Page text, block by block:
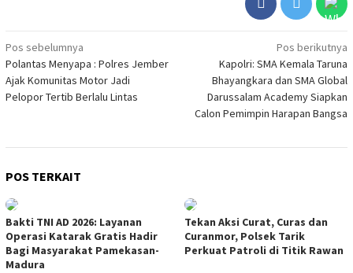
Navigasi
pos
Pos sebelumnya
Polantas Menyapa : Polres Jember
Ajak Komunitas Motor Jadi
Pelopor Tertib Berlalu Lintas
Pos berikutnya
Kapolri: SMA Kemala Taruna
Bhayangkara dan SMA Global
Darussalam Academy Siapkan
Calon Pemimpin Harapan Bangsa
POS TERKAIT
Bakti TNI AD 2026: Layanan
Operasi Katarak Gratis Hadir
Bagi Masyarakat Pamekasan-
Madura
Tekan Aksi Curat, Curas dan
Curanmor, Polsek Tarik
Perkuat Patroli di Titik Rawan